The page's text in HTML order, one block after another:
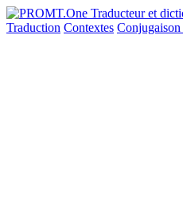
Traduction Contextes Conjugaison